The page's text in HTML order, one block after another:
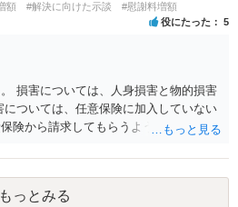
額 #解決に向けた示談 #慰謝料増額
役にたった 5
損害については、人身損害と物的損害
ついては、任意保険に加入していない
険から請求してもらうようお願いして
ついては、請求の根拠を精査する必要
もらい、請求金額が正当化をちゃんと
相談者様の資力がどれだけあるのかは
もっとみる